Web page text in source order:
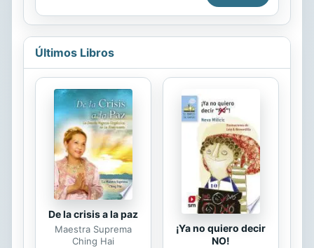
explicarnos de forma sencilla la
región. No debemos olvidar que
España es el país de Europa con
dibujos, explicaciones sencillas,
cierto aire poético y será, sobre
todo, entretenido y divulgador
Últimos Libros
De la crisis a la paz
Maestra Suprema
Ching Hai
¡Ya no quiero decir
NO!